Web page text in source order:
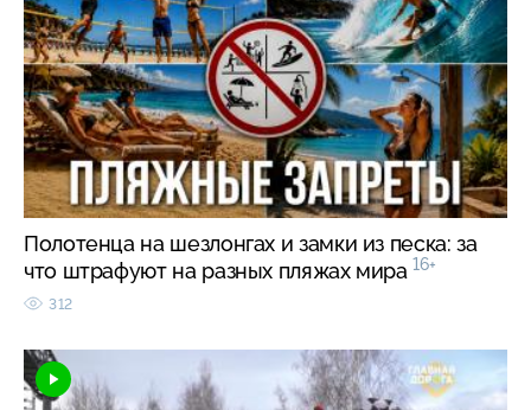
Полотенца на шезлонгах и замки из песка: за
что штрафуют на разных пляжах мира 16+
312